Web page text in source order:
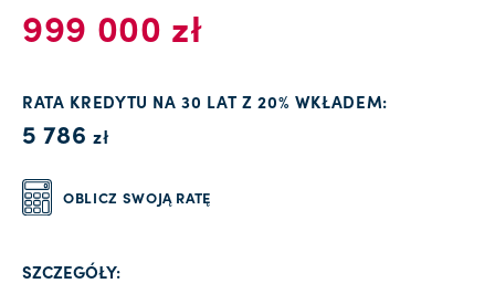
999 000 zł
RATA KREDYTU NA 30 LAT Z 20% WKŁADEM:
5 786 zł
OBLICZ SWOJĄ RATĘ
SZCZEGÓŁY: